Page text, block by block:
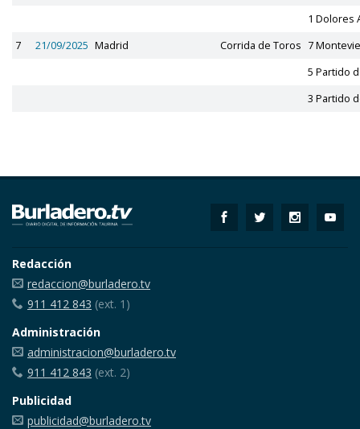
1 Dolores
7
21/09/2025 Madrid Corrida de Toros 7
5 Partido
3 Partido
Redacción
redaccion@burladero.tv
911 412 843 (ext. 1)
Administración
administracion@burladero.tv
911 412 843 (ext. 2)
Publicidad
publicidad@burladero.tv